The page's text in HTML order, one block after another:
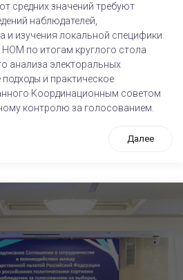
средних значений требуют
наблюдателей,
и изучения локальной специфики.
НОМ по итогам круглого стола
анализа электоральных
и практическое
Координационным советом
контролю за голосованием.
Далее